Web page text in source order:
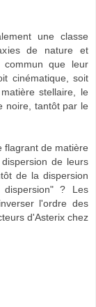
une classe
de nature et
commun que leur
cinématique, soit
stellaire, le
noire, tantôt par le
flagrant de matière
de leurs
de la dispersion
dispersion" ? Les
l'ordre des
d'Asterix chez